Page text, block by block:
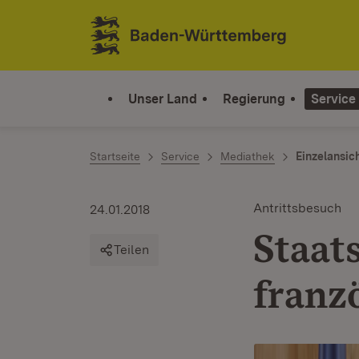
Zum Inhalt springen
Link zur Startseite
Unser Land Regierung Service
Startseite Service Mediathek
Antrittsbesuch
24.01.2018
Teilen